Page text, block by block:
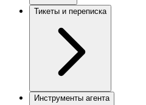
Тикеты и переписка
Инструменты агента